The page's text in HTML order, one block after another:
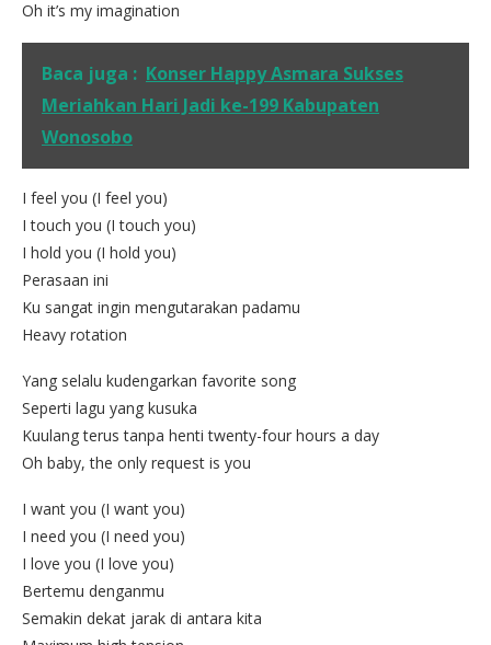
Oh it’s my imagination
Baca juga : Konser Happy Asmara Sukses
Meriahkan Hari Jadi ke-199 Kabupaten
Wonosobo
I feel you (I feel you)
I touch you (I touch you)
I hold you (I hold you)
Perasaan ini
Ku sangat ingin mengutarakan padamu
Heavy rotation
Yang selalu kudengarkan favorite song
Seperti lagu yang kusuka
Kuulang terus tanpa henti twenty-four hours a day
Oh baby, the only request is you
I want you (I want you)
I need you (I need you)
I love you (I love you)
Bertemu denganmu
Semakin dekat jarak di antara kita